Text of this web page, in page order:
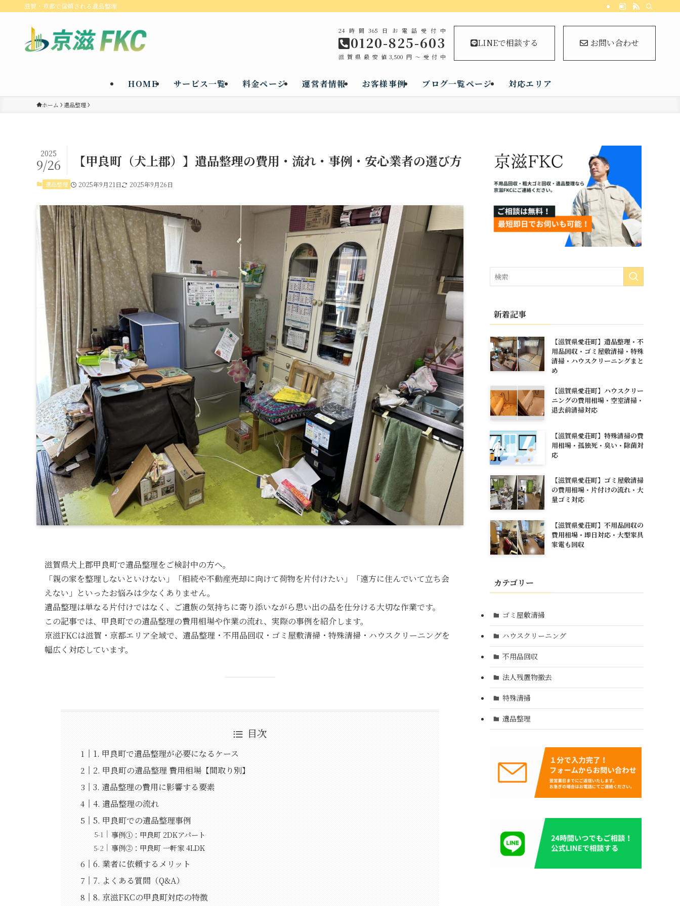
滋賀・京都で信頼される遺品整理
24時間365日お電話受付中
0120-825-603
滋賀県最安値3,500円～受付中
LINEで相談する お問い合わせ
HOME サービス一覧 料金ページ 運営者情報 お客様事例 ブログ一覧ページ 対応エリア
ホーム 遺品整理
【甲良町（犬上郡）】遺品整理の費用・流れ・事例・安心業者の選び方
2025
9/26
遺品整理 2025年9月21日 2025年9月26日
滋賀県犬上郡甲良町で遺品整理をご検討中の方へ。
「親の家を整理しないといけない」「相続や不動産売却に向けて荷物を片付けたい」「遠方に住んでいて立ち会
えない」といったお悩みは少なくありません。
遺品整理は単なる片付けではなく、ご遺族の気持ちに寄り添いながら思い出の品を仕分ける大切な作業です。
この記事では、甲良町での遺品整理の費用相場や作業の流れ、実際の事例を紹介します。
京滋FKCは滋賀・京都エリア全域で、遺品整理・不用品回収・ゴミ屋敷清掃・特殊清掃・ハウスクリーニングを
幅広く対応しています。
目次
1. 甲良町で遺品整理が必要になるケース
2. 甲良町の遺品整理 費用相場【間取り別】
3. 遺品整理の費用に影響する要素
4. 遺品整理の流れ
5. 甲良町での遺品整理事例
事例①：甲良町 2DKアパート
事例②：甲良町 一軒家 4LDK
6. 業者に依頼するメリット
7. よくある質問（Q&A）
8. 京滋FKCの甲良町対応の特徴
新着記事
【滋賀県愛荘町】遺品整理・不
用品回収・ゴミ屋敷清掃・特殊
清掃・ハウスクリーニングまと
め
【滋賀県愛荘町】ハウスクリー
ニングの費用相場・空室清掃・
退去前清掃対応
【滋賀県愛荘町】特殊清掃の費
用相場・孤独死・臭い・除菌対
応
【滋賀県愛荘町】ゴミ屋敷清掃
の費用相場・片付けの流れ・大
量ゴミ対応
【滋賀県愛荘町】不用品回収の
費用相場・即日対応・大型家具
家電も回収
カテゴリー
ゴミ屋敷清掃
ハウスクリーニング
不用品回収
法人残置物撤去
特殊清掃
遺品整理